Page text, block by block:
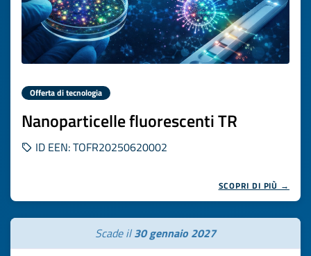
Offerta di tecnologia
Nanoparticelle fluorescenti TR
ID EEN: TOFR20250620002
SCOPRI DI PIÙ →
Scade il30 gennaio 2027